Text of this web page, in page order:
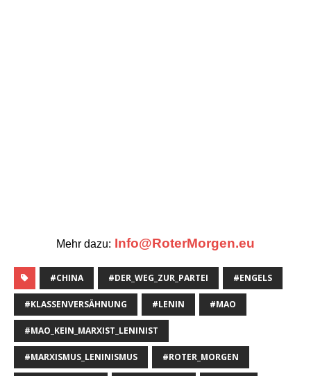
Mehr dazu: Info@RoterMorgen.eu
#CHINA #DER_WEG_ZUR_PARTEI #ENGELS
#KLASSENVERSÄHNUNG #LENIN #MAO
#MAO_KEIN_MARXIST_LENINIST
#MARXISMUS_LENINISMUS #ROTER_MORGEN